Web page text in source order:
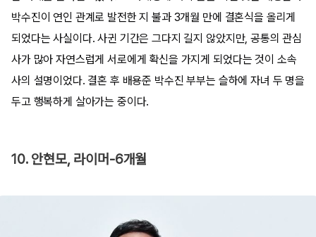
박수진이 연인 관계로 발전한 지 불과 3개월 만에 결혼식을 올리게
되었다는 사실이다. 사귄 기간은 그다지 길지 않았지만, 공통의 관심
사가 많아 자연스럽게 서로에게 확신을 가지게 되었다는 것이 소속
사의 설명이었다. 결혼 후 배용준 박수진 부부는 슬하에 자녀 두 명을
두고 행복하게 살아가는 중이다.
10. 안현모, 라이머-6개월